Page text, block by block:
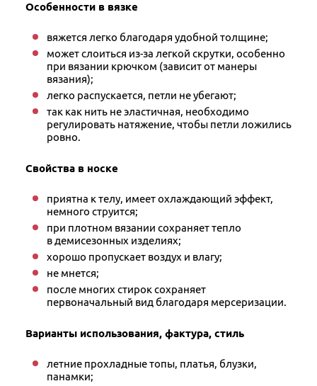
Особенности в вязке
вяжется легко благодаря удобной толщине;
может слоиться из-за легкой скрутки, особенно
при вязании крючком (зависит от манеры
вязания);
легко распускается, петли не убегают;
так как нить не эластичная, необходимо
регулировать натяжение, чтобы петли ложились
ровно.
Свойства в носке
приятна к телу, имеет охлаждающий эффект,
немного струится;
при плотном вязании сохраняет тепло
в демисезонных изделиях;
хорошо пропускает воздух и влагу;
не мнется;
после многих стирок сохраняет
первоначальный вид благодаря мерсеризации.
Варианты использования, фактура, стиль
летние прохладные топы, платья, блузки,
панамки;